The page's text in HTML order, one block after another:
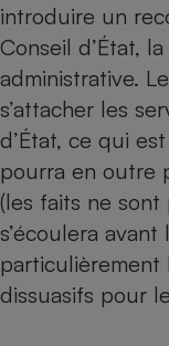
introduire un
Conseil d’État,
administrative.
s’attacher les
d’État, ce qui
pourra en outre
(les faits ne sont
s’écoulera
particulièrement
dissuasifs pour